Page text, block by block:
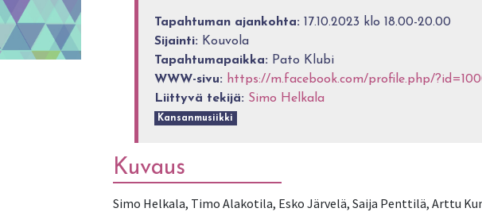
Tapahtuman ajankohta: 17.10.2023 klo 18.00-20.00
Sijainti: Kouvola
Tapahtumapaikka: Pato Klubi
WWW-sivu: https://m.facebook.com/profile.php/
Liittyvä tekijä: Simo Helkala
Kansanmusiikki
Kuvaus
Simo Helkala, Timo Alakotila, Esko Järvelä, Saija Penttilä, Arttu